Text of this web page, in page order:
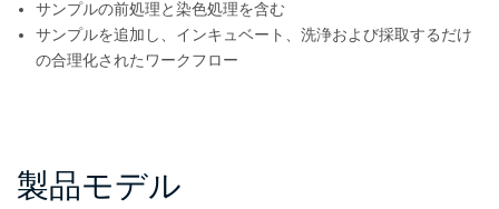
サンプルの前処理と染色処理を含む
サンプルを追加し、インキュベート、洗浄および採取するだけ
の合理化されたワークフロー
製品モデル